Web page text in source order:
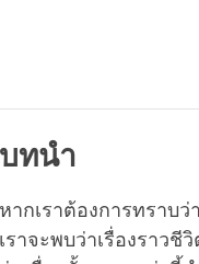
บทนำ
หากเราต้องการทราบ
เราจะพบว่าเรื่องราว